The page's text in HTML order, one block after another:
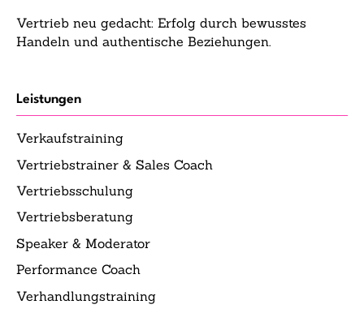
Vertrieb neu gedacht: Erfolg durch bewusstes
Handeln und authentische Beziehungen.
Leistungen
Verkaufstraining
Vertriebstrainer & Sales Coach
Vertriebsschulung
Vertriebsberatung
Speaker & Moderator
Performance Coach
Verhandlungstraining